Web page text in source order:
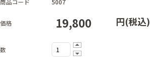
品コード 5007
格 円(税込)